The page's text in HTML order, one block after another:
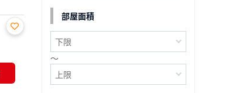
り登
部屋面積
～